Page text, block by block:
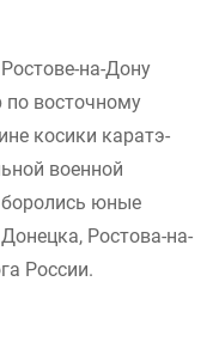
на-Дону
восточному
косики каратэ-
военной
юные
Ростова-на-
России.